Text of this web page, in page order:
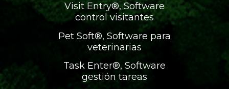
Visit Entry®, Software
control visitantes
Pet Soft®, Software para
veterinarias
Task Enter®, Software
gestión tareas